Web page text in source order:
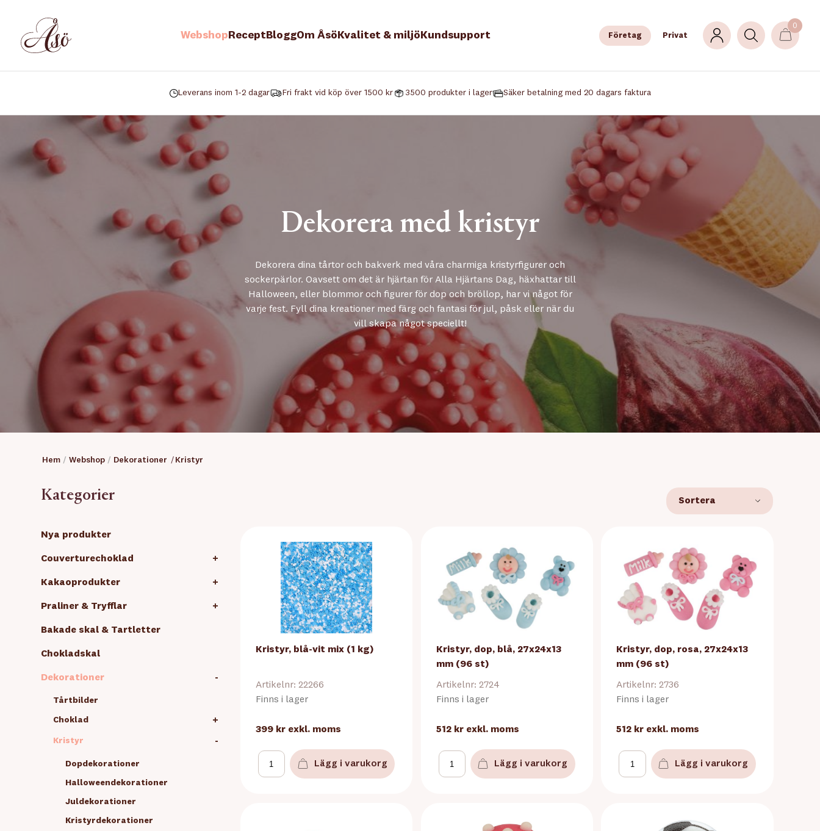
Webshop ReceptBloggOm Åsö Kvalitet & miljö Kundsupport Företag Privat
0
Leverans inom 1-2 dagar Fri frakt vid köp över 1500 kr 3500 produkter i lager Säker betalning med 20 dagars faktura
Dekorera med kristyr
Dekorera dina tårtor och bakverk med våra charmiga kristyrfigurer och
sockerpärlor. Oavsett om det är hjärtan för Alla Hjärtans Dag, häxhattar till
Halloween, eller blommor och figurer för dop och bröllop, har vi något för
varje fest. Fyll dina kreationer med färg och fantasi för jul, påsk eller när du
vill skapa något speciellt!
Hem / Webshop / Dekorationer / Kristyr
Kategorier
Nya produkter
Couverturechoklad +
Kakaoprodukter +
Praliner & Tryfflar +
Bakade skal & Tartletter
Chokladskal
Dekorationer -
Tårtbilder
Choklad +
Kristyr -
Dopdekorationer
Halloweendekorationer
Juldekorationer
Kristyrdekorationer
Sortera
Kristyr, blå-vit mix (1 kg)
Artikelnr: 22266
Finns i lager
399 kr exkl. moms
Lägg i varukorg
Kristyr, dop, blå, 27x24x13
mm (96 st)
Artikelnr: 2724
Finns i lager
512 kr exkl. moms
Lägg i varukorg
Kristyr, dop, rosa, 27x24x13
mm (96 st)
Artikelnr: 2736
Finns i lager
512 kr exkl. moms
Lägg i varukorg